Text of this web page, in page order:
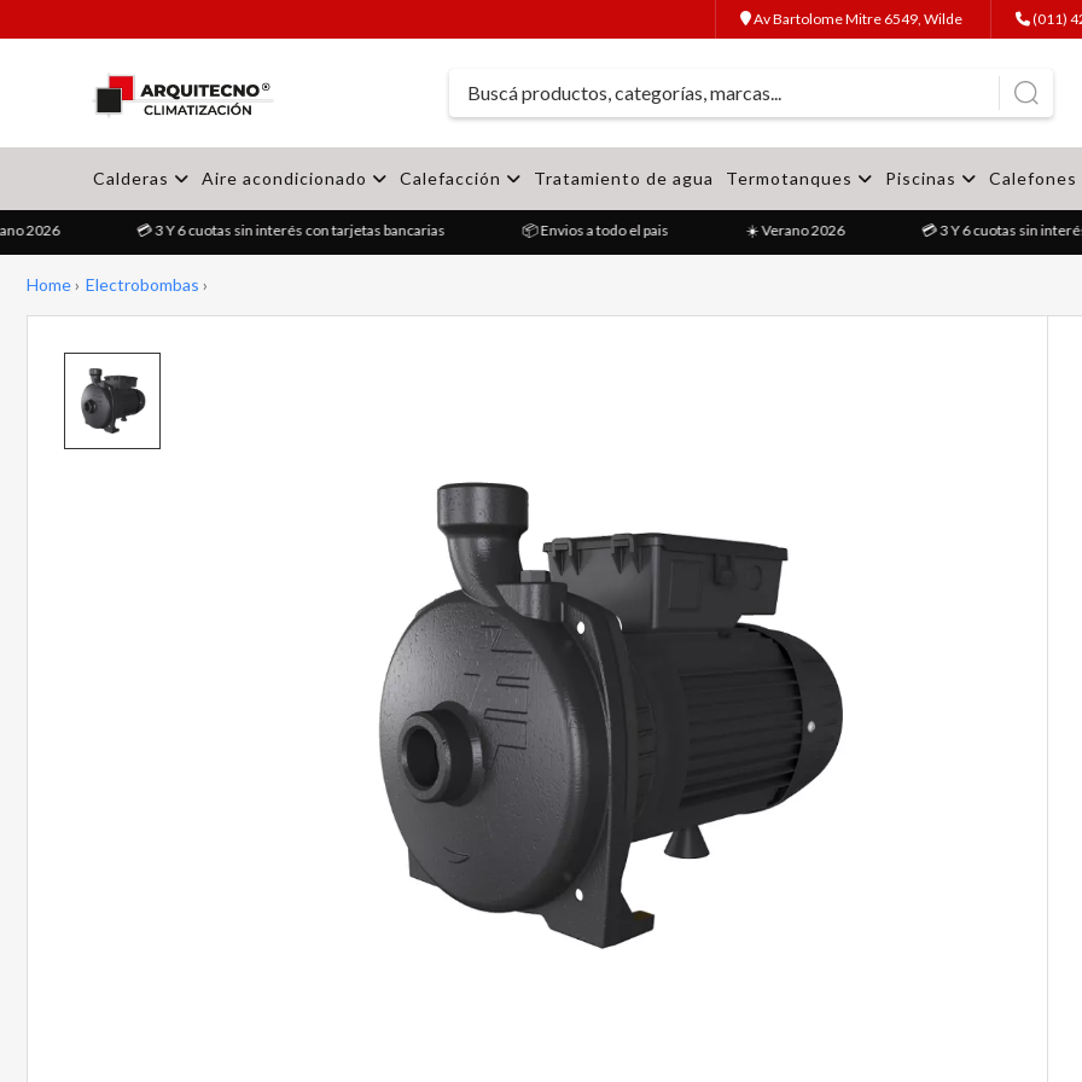
Av Bartolome Mitre 6549, Wilde (011)
Calderas Aire acondicionado Calefacción Tratamiento de agua Termotanques Piscinas Calefones
2026 💳 3 Y 6 cuotas sin interés con tarjetas bancarias 📦 Envios a todo el pais ☀️ Verano 2026 💳 3 Y 6 cuotas sin
Home Electrobombas